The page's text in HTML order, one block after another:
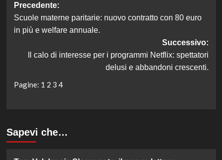
Navigazione
articolo
Precedente:
Scuole materne paritarie: nuovo contratto con 80 euro
in più e welfare annuale.
Successivo:
Il calo di interesse per i programmi Netflix: spettatori
delusi e abbandoni crescenti.
Pagine: 1 2 3 4
Sapevi che…